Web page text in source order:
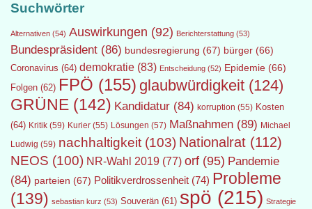
Suchwörter
Alternativen (54) Auswirkungen (92) Berichterstattung (53)
Bundespräsident (86) bundesregierung (67) bürger (66)
Coronavirus (64) demokratie (83) Entscheidung (52) Epidemie (66)
Folgen (62) FPÖ (155) glaubwürdigkeit (124)
GRÜNE (142) Kandidatur (84) korruption (55) Kosten
(64) Kritik (59) Kurier (55) Lösungen (57) Maßnahmen (89) Michael
Ludwig (59) nachhaltigkeit (103) Nationalrat (112)
NEOS (100) NR-Wahl 2019 (77) orf (95) Pandemie
(84) parteien (67) Politikverdrossenheit (74) Probleme
(139) sebastian kurz (53) Souverän (61) spö (215) Strategie